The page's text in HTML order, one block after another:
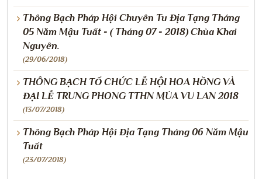
Thông Bạch Pháp Hội Chuyên Tu Địa Tạng Tháng
05 Năm Mậu Tuất - ( Tháng 07 - 2018) Chùa Khai
Nguyên.
(29/06/2018)
THÔNG BẠCH TỔ CHỨC LỄ HỘI HOA HỒNG VÀ
ĐẠI LỄ TRUNG PHONG TTHN MÙA VU LAN 2018
(13/07/2018)
Thông Bạch Pháp Hội Địa Tạng Tháng 06 Năm Mậu
Tuất
(23/07/2018)